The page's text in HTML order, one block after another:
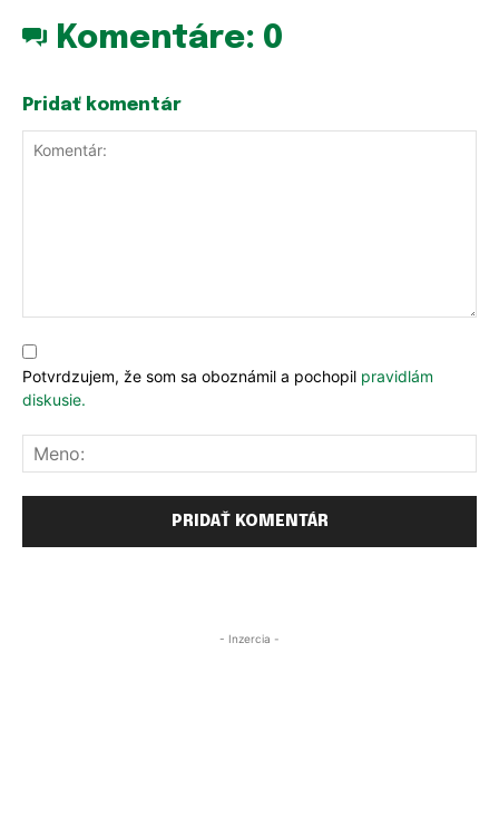
Komentáre: 0
Pridať komentár
Potvrdzujem, že som sa oboznámil a pochopil pravidlám
diskusie.
- Inzercia -